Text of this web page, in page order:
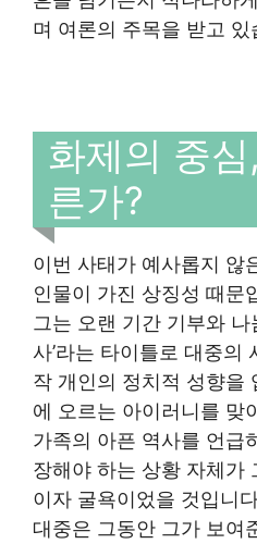
며 여론의 주목을 받고 있
화제의 중
른가?
이번 사태가 예사롭지 않
인물이 가진 상징성 때문
그는 오랜 기간 기부와 나
사’라는 타이틀로 대중의
작 개인의 정치적 성향을
에 오르는 아이러니를 맞
가족의 아픈 역사를 언급
장해야 하는 상황 자체가
이자 굴욕이었을 것입니
대중은 그동안 그가 보여